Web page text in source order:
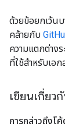
ด้วยข้อยกเว้น
คล้ายกับ
ความแตกต่าง
ที่ใช้สำหรับเอ
เขียนเกี่ยว
การกล่าวถึงโ